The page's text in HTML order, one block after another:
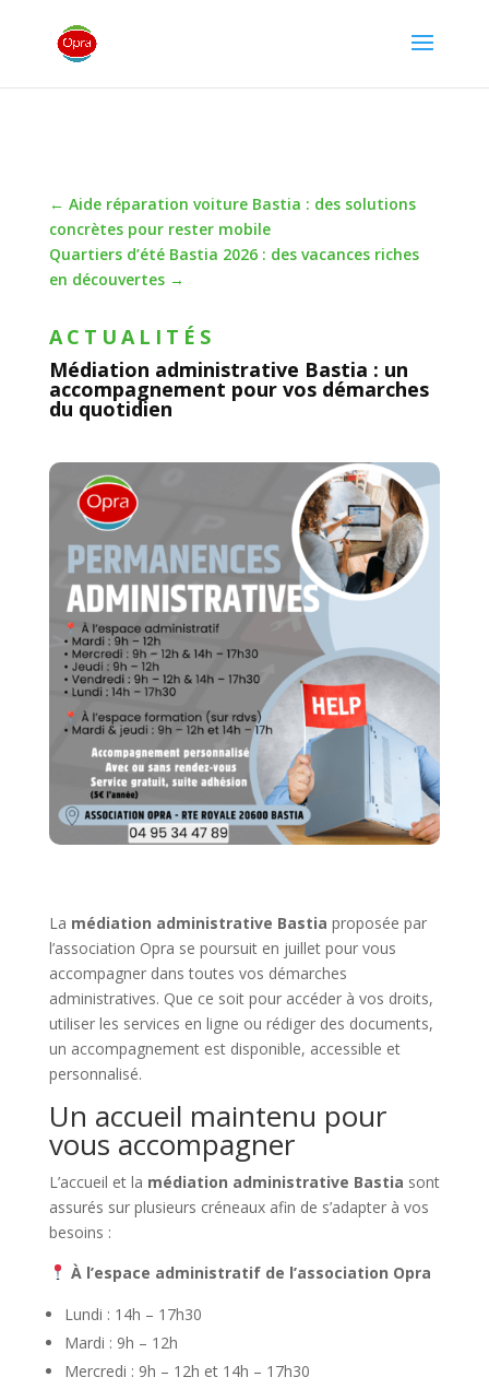
← Aide réparation voiture Bastia : des solutions
concrètes pour rester mobile
Quartiers d’été Bastia 2026 : des vacances riches
en découvertes→
ACTUALITÉS
Médiation administrative Bastia : un
accompagnement pour vos démarches
du quotidien
La médiation administrative Bastia proposée par
l’association Opra se poursuit en juillet pour vous
accompagner dans toutes vos démarches
administratives. Que ce soit pour accéder à vos droits,
utiliser les services en ligne ou rédiger des documents,
un accompagnement est disponible, accessible et
personnalisé.
Un accueil maintenu pour
vous accompagner
L’accueil et la médiation administrative Bastia sont
assurés sur plusieurs créneaux afin de s’adapter à vos
besoins :
À l’espace administratif de l’association Opra
Lundi : 14h – 17h30
Mardi : 9h – 12h
Mercredi : 9h – 12h et 14h – 17h30